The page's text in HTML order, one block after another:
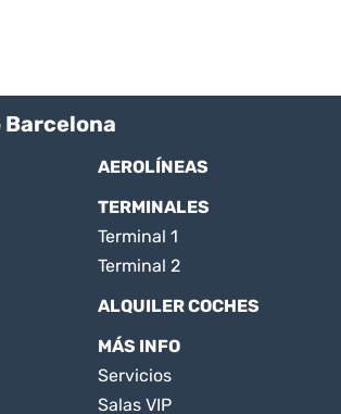
AEROLÍNEAS
TERMINALES
Terminal 1
Terminal 2
ALQUILER COCHES
MÁS INFO
Servicios
Salas VIP